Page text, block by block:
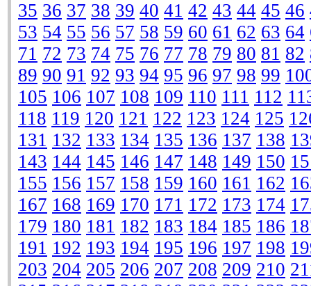
35 36 37 38 39 40 41 42 43 44 45 46
53 54 55 56 57 58 59 60 61 62 63 64
71 72 73 74 75 76 77 78 79 80 81 82
89 90 91 92 93 94 95 96 97 98 99
105 106 107 108 109 110 111 112
118 119 120 121 122 123 124 125
131 132 133 134 135 136 137 138
143 144 145 146 147 148 149 150
155 156 157 158 159 160 161 162
167 168 169 170 171 172 173 174
179 180 181 182 183 184 185 186
191 192 193 194 195 196 197 198
203 204 205 206 207 208 209 210